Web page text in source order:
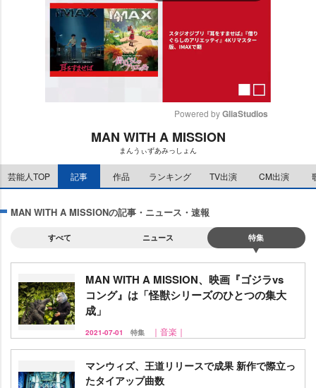
M
e
Powered by GliaStudios
MAN WITH A MISSION
まんうぃずあみっしょん
芸能人TOP 記事 作品 ランキング TV出演 CM出演
MAN WITH A MISSIONの記事・ニュース・速報
すべて ニュース 特集
MAN WITH A MISSION、映画『ゴジラvs
コング』は「怪獣シリーズのひとつの集大
成」
2021-07-01 特集 ｜音楽｜
マンウィズ、王道リリースで成果 新作で際立っ
たタイアップ曲数